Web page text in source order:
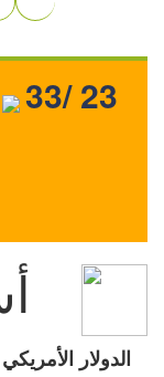
33/ 23
الدولار الأمريكي